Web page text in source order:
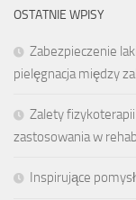
OSTATNIE WPISY
Zabezpieczenie
pielęgnacja między
Zalety fizykoterapii
zastosowania w
Inspirujące